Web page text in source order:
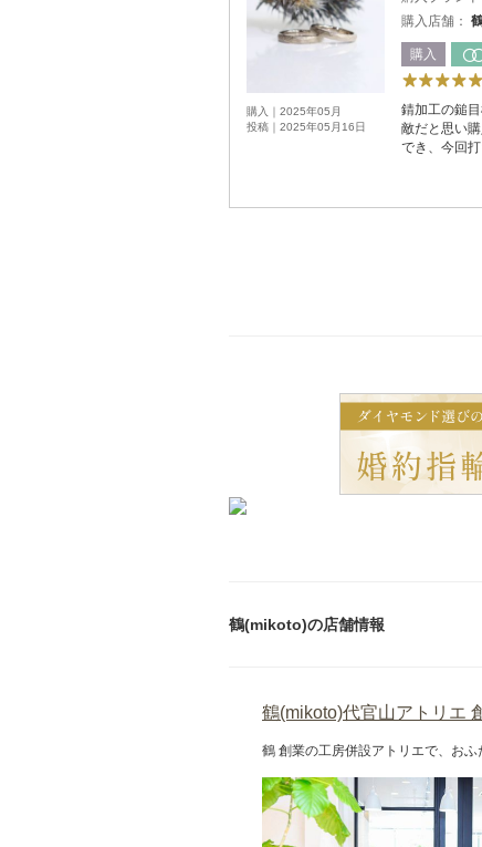
購入｜2025年05月
投稿｜2025年05月16日
購入店舗：
購入
錆加工の鎚
敵だと思い
でき、今回
鶴(mikoto)の店舗情報
鶴(mikoto)代官山アトリエ
鶴 創業の工房併設アトリエで、お